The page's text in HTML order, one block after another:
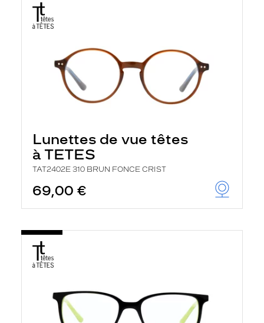
Lunettes de vue têtes
à TETES
TAT2402E 310 BRUN FONCE CRIST
69,00 €